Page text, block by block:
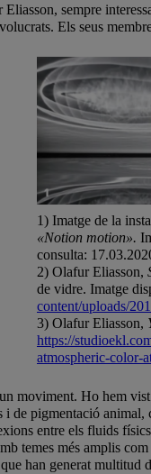
sempre
Els seus
1) Imatge de la
«Notion motion».
consulta:
2) Olafur Eliasson,
de vidre. Imatge
content/uploads/
3) Olafur Eliasson,
https://
atmospheric-color-
moviment. Ho hem
i de pigmentació
entre els fluids
temes més amplis
han generat